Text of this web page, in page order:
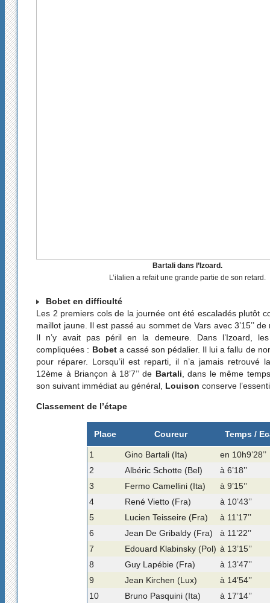
Bartali dans l’Izoard.
L’iIalien a refait une grande partie de son retard.
Bobet en difficulté
Les 2 premiers cols de la journée ont été escaladés plutôt
maillot jaune. Il est passé au sommet de Vars avec 3’15’’
Il n’y avait pas péril en la demeure. Dans l’Izoard,
compliquées : Bobeta cassé son pédalier. Il lui a fallu de
pour réparer. Lorsqu’il est reparti, il n’a jamais retrouvé
12ème à Briançon à 18’7’’ deBartali , dans le même
son suivant immédiat au général, Louison conserve
Classement de l’étape
Place Coureur Temps /
1 Gino Bartali (Ita)
en 10h9’28’’
2
Albéric Schotte (Bel)
à 6’18’’
3
Fermo Camellini (Ita)
à 9’15’’
4
René Vietto (Fra)
à 10’43’’
5
Lucien Teisseire (Fra)
à 11’17’’
6
Jean De Gribaldy (Fra)
à 11’22’’
7
Edouard Klabinsky (Pol) à 13’15’’
8
Guy Lapébie (Fra)
à 13’47’’
9
Jean Kirchen (Lux)
à 14’54’’
10
Bruno Pasquini (Ita) à 17’14’’